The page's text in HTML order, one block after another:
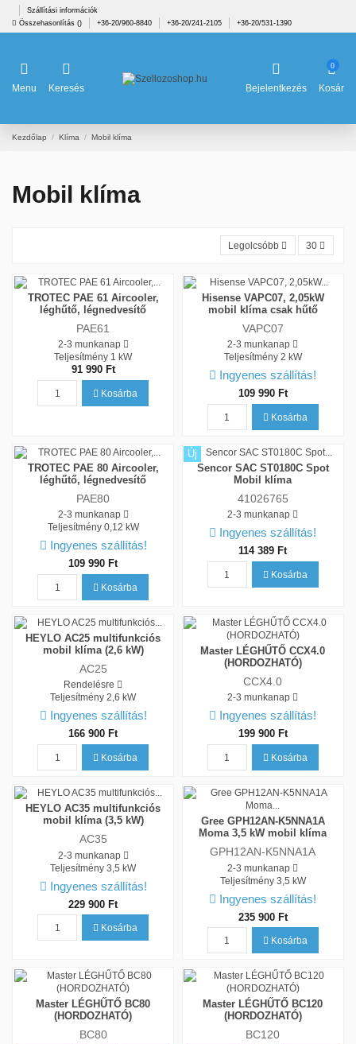
Szállítási információk
Összehasonlítás () +36-20/960-8840 +36-20/241-2105 +36-20/531-1390
Menu Keresés Bejelentkezés
0
Kosár
Kezdőlap Klíma Mobil klíma
Mobil klíma
Legolcsóbb 30
TROTEC PAE 61 Aircooler,
léghűtő, légnedvesítő
PAE61
2-3 munkanap
Teljesítmény 1 kW
91 990 Ft
Kosárba
Hisense VAPC07, 2,05kW
mobil klíma csak hűtő
VAPC07
2-3 munkanap
Teljesítmény 2 kW
Ingyenes szállítás!
109 990 Ft
Kosárba
TROTEC PAE 80 Aircooler,
léghűtő, légnedvesítő
PAE80
2-3 munkanap
Teljesítmény 0,12 kW
Ingyenes szállítás!
109 990 Ft
Kosárba
Új
Sencor SAC ST0180C Spot
Mobil klíma
41026765
2-3 munkanap
Ingyenes szállítás!
114 389 Ft
Kosárba
HEYLO AC25 multifunkciós
mobil klíma (2,6 kW)
AC25
Rendelésre
Teljesítmény2,6 kW
Ingyenes szállítás!
166 900 Ft
Kosárba
Master LÉGHŰTŐ CCX4.0
(HORDOZHATÓ)
CCX4.0
2-3 munkanap
Ingyenes szállítás!
199 900 Ft
Kosárba
HEYLO AC35 multifunkciós
mobil klíma (3,5 kW)
AC35
2-3 munkanap
Teljesítmény3,5 kW
Ingyenes szállítás!
229 900 Ft
Kosárba
Gree GPH12AN-K5NNA1A
Moma 3,5 kW mobil klíma
GPH12AN-K5NNA1A
2-3 munkanap
Teljesítmény 3,5 kW
Ingyenes szállítás!
235 900 Ft
Kosárba
Master LÉGHŰTŐ BC80
(HORDOZHATÓ)
BC80
Master LÉGHŰTŐ BC120
(HORDOZHATÓ)
BC120